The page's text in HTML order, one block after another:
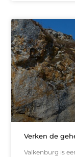
Verken de
Valkenburg is